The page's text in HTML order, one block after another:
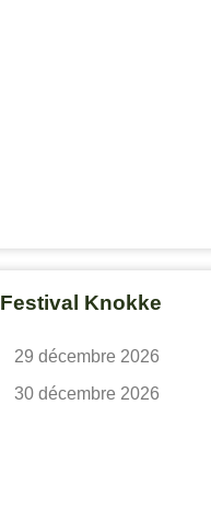
Festival Knokke
29 décembre 2026
30 décembre 2026